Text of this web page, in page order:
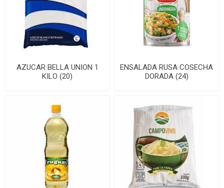
AZUCAR BELLA UNION 1
KILO (20)
ENSALADA RUSA COSECHA
DORADA (24)